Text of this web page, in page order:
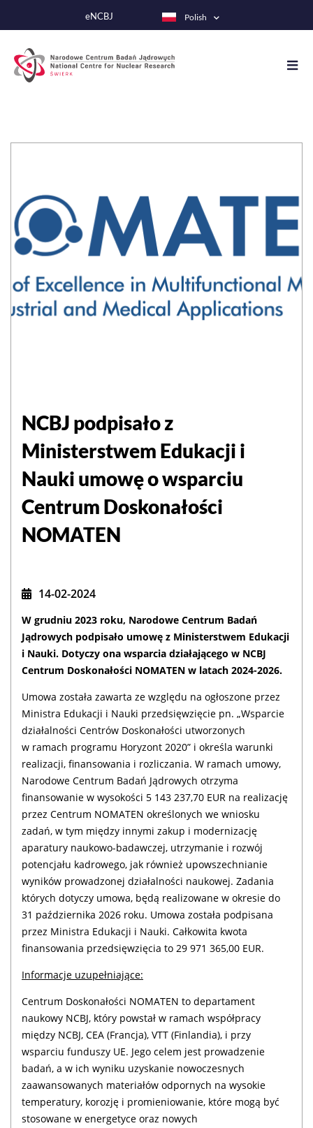
do
eNCBJ Polish
NCBJ podpisało z
Ministerstwem Edukacji i
Nauki umowę o wsparciu
Centrum Doskonałości
NOMATEN
14-02-2024
W grudniu 2023 roku, Narodowe Centrum Badań
Jądrowych podpisało umowę z Ministerstwem Edukacji
i Nauki. Dotyczy ona wsparcia działającego w NCBJ
Centrum Doskonałości NOMATEN w latach 2024-2026.
Umowa została zawarta ze względu na ogłoszone przez
Ministra Edukacji i Nauki przedsięwzięcie pn. „Wsparcie
działalności Centrów Doskonałości utworzonych
w ramach programu Horyzont 2020” i określa warunki
realizacji, finansowania i rozliczania. W ramach umowy,
Narodowe Centrum Badań Jądrowych otrzyma
finansowanie w wysokości 5 143 237,70 EUR na realizację
przez Centrum NOMATEN określonych we wniosku
zadań, w tym między innymi zakup i modernizację
aparatury naukowo-badawczej, utrzymanie i rozwój
potencjału kadrowego, jak również upowszechnianie
wyników prowadzonej działalności naukowej. Zadania
których dotyczy umowa, będą realizowane w okresie do
31 października 2026 roku. Umowa została podpisana
przez Ministra Edukacji i Nauki. Całkowita kwota
finansowania przedsięwzięcia to 29 971 365,00 EUR.
Informacje uzupełniające:
Centrum Doskonałości NOMATEN to departament
naukowy NCBJ, który powstał w ramach współpracy
między NCBJ, CEA (Francja), VTT (Finlandia), i przy
wsparciu funduszy UE. Jego celem jest prowadzenie
badań, a w ich wyniku uzyskanie nowoczesnych
zaawansowanych materiałów odpornych na wysokie
temperatury, korozję i promieniowanie, które mogą być
stosowane w energetyce oraz nowych